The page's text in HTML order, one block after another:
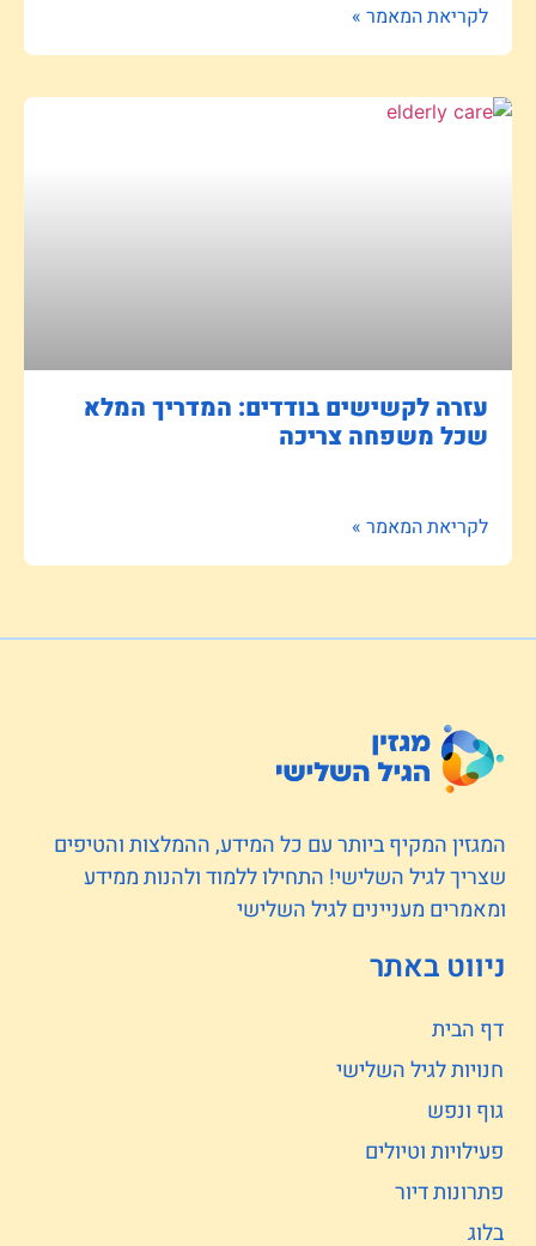
לקריאת המאמר »
עזרה לקשישים בודדים: המדריך המלא
שכל משפחה צריכה
לקריאת המאמר »
המגזין המקיף ביותר עם כל המידע, ההמלצות והטיפים
שצריך לגיל השלישי! התחילו ללמוד ולהנות ממידע
ומאמרים מעניינים לגיל השלישי
ניווט באתר
דף הבית
חנויות לגיל השלישי
גוף ונפש
פעילויות וטיולים
פתרונות דיור
בלוג